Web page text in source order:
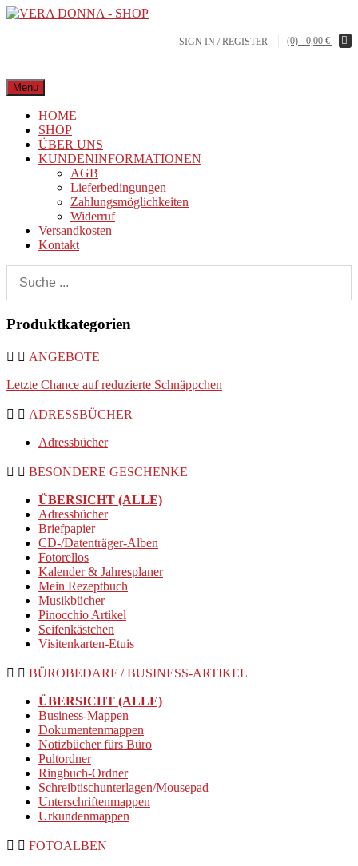
SIGN IN / REGISTER (0) - 0,00 €
Menu
HOME
SHOP
ÜBER UNS
KUNDENINFORMATIONEN
AGB
Lieferbedingungen
Zahlungsmöglichkeiten
Widerruf
Versandkosten
Kontakt
Produktkategorien
ANGEBOTE
Letzte Chance auf reduzierte Schnäppchen
ADRESSBÜCHER
Adressbücher
BESONDERE GESCHENKE
ÜBERSICHT (ALLE)
Adressbücher
Briefpapier
CD-/Datenträger-Alben
Fotorellos
Kalender & Jahresplaner
Mein Rezeptbuch
Musikbücher
Pinocchio Artikel
Seifenkästchen
Visitenkarten-Etuis
BÜROBEDARF / BUSINESS-ARTIKEL
ÜBERSICHT (ALLE)
Business-Mappen
Dokumentenmappen
Notizbücher fürs Büro
Pultordner
Ringbuch-Ordner
Schreibtischunterlagen/Mousepad
Unterschriftenmappen
Urkundenmappen
FOTOALBEN